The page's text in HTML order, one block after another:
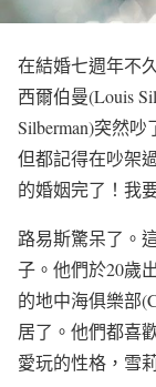
在結婚七週年不
西爾伯曼(Louis
Silberman)突然
但都記得在吵架
的婚姻完了！我
路易斯驚呆了。
子。他們於20歲
的地中海俱樂部
居了。他們都喜
愛玩的性格，雪